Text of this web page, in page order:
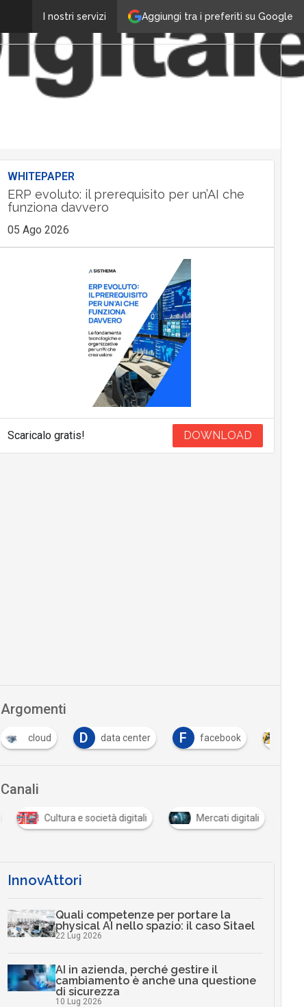
Aggiungi tra i preferiti su Google
I nostri servizi
WHITEPAPER
ERP evoluto: il prerequisito per un’AI che
funziona davvero
05 Ago 2026
Scaricalo gratis! DOWNLOAD
Argomenti
D data center F facebook Intelligenza
Canali
Cultura e società digitali Mercati digitali
InnovAttori
Quali competenze per portare la
physical AI nello spazio: il caso Sitael
22 Lug 2026
AI in azienda, perché gestire il
cambiamento è anche una questione
di sicurezza
10 Lug 2026